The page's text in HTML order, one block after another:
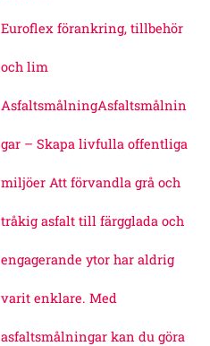
Euroflex förankring, tillbehör
och lim
AsfaltsmålningAsfaltsmålnin
gar – Skapa livfulla offentliga
miljöer Att förvandla grå och
tråkig asfalt till färgglada och
engagerande ytor har aldrig
varit enklare. Med
asfaltsmålningar kan du göra